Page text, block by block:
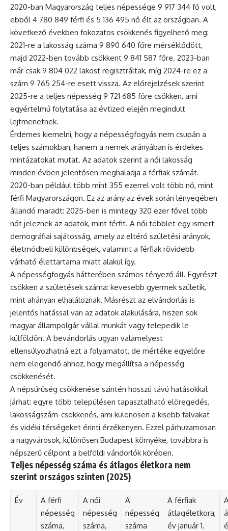
2020-ban Magyarország teljes népessége 9 917 344 fő volt,
ebből 4 780 849 férfi és 5 136 495 nő élt az országban. A
következő években fokozatos csökkenés figyelhető meg:
2021-re a lakosság száma 9 890 640 főre mérséklődött,
majd 2022-ben tovább csökkent 9 841 587 főre. 2023-ban
már csak 9 804 022 lakost regisztráltak, míg 2024-re ez a
szám 9 765 254-re esett vissza. Az előrejelzések szerint
2025-re a teljes népesség 9 721 685 főre csökken, ami
egyértelmű folytatása az évtized elején megindult
lejtmenetnek.
Érdemes kiemelni, hogy a népességfogyás nem csupán a
teljes számokban, hanem a nemek arányában is érdekes
mintázatokat mutat. Az adatok szerint a női lakosság
minden évben jelentősen meghaladja a férfiak számát.
2020-ban például több mint 355 ezerrel volt több nő, mint
férfi Magyarországon. Ez az arány az évek során lényegében
állandó maradt: 2025-ben is mintegy 320 ezer fővel több
nőt jeleznek az adatok, mint férfit. A női többlet egy ismert
demográfiai sajátosság, amely az eltérő születési arányok,
életmódbeli különbségek, valamint a férfiak rövidebb
várható élettartama miatt alakul így.
A népességfogyás hátterében számos tényező áll. Egyrészt
csökken a születések száma: kevesebb gyermek születik,
mint ahányan elhaláloznak. Másrészt az elvándorlás is
jelentős hatással van az adatok alakulására, hiszen sok
magyar állampolgár vállal munkát vagy telepedik le
külföldön. A bevándorlás ugyan valamelyest
ellensúlyozhatná ezt a folyamatot, de mértéke egyelőre
nem elegendő ahhoz, hogy megállítsa a népesség
csökkenését.
A népsűrűség csökkenése szintén hosszú távú hatásokkal
járhat: egyre több településen tapasztalható elöregedés,
lakosságszám-csökkenés, ami különösen a kisebb falvakat
és vidéki térségeket érinti érzékenyen. Ezzel párhuzamosan
a nagyvárosok, különösen Budapest környéke, továbbra is
népszerű célpont a belföldi vándorlók körében.
Teljes népesség száma és átlagos életkora nem
szerint országos szinten (2025)
Év
A férfi
népesség
száma,
A női
népesség
száma,
A
népesség
száma
A férfiak
átlagéletkora,
év január 1.